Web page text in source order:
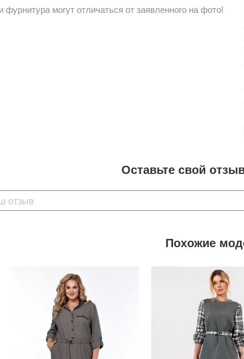
могут отличаться от заявленного на фото!
Оставьте свой
отзыв
Похожие